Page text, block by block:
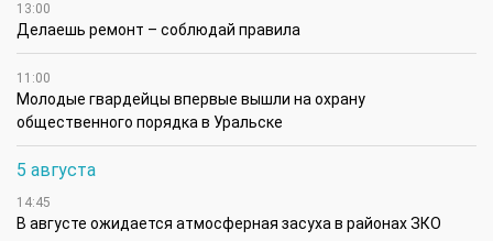
13:00
Делаешь ремонт – соблюдай правила
11:00
Молодые гвардейцы впервые вышли на охрану
общественного порядка в Уральске
5 августа
14:45
В августе ожидается атмосферная засуха в районах ЗКО